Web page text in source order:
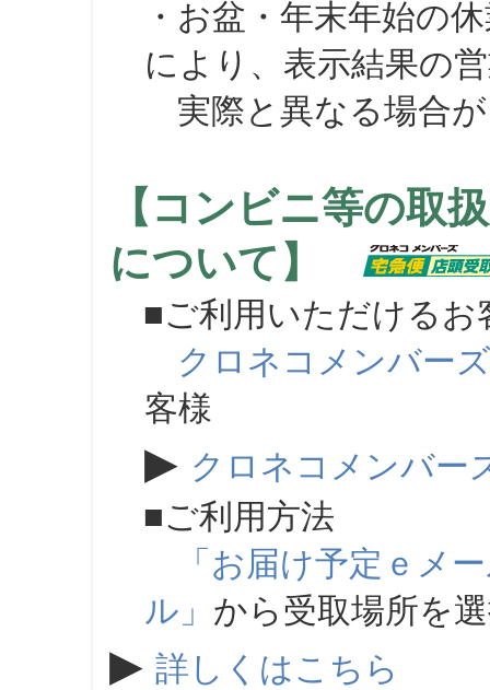
・お盆・年末年始の
により、表示結果の
実際と異なる場合が
【コンビニ等の取
について】
■ご利用いただけるお
クロネコメンバーズ
客様
▶ クロネコメンバー
■ご利用方法
「お届け予定ｅメ
ル」 から受取場所を
▶ 詳しくはこちら